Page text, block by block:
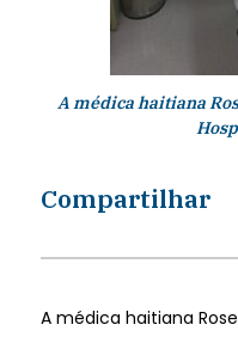
A médica haitiana
Compartilhar
A médica haitiana